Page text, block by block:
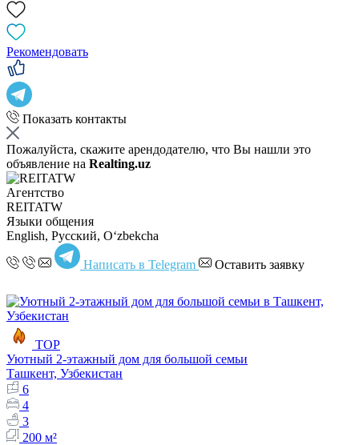
Рекомендовать
Показать контакты
Пожалуйста, скажите арендодателю, что Вы нашли это
объявление на Realting.uz
Агентство
REITATW
Языки общения
English, Русский, Oʻzbekcha
Написать в Telegram Оставить заявку
TOP
Уютный 2-этажный дом для большой семьи
Ташкент, Узбекистан
6
4
3
200 м²